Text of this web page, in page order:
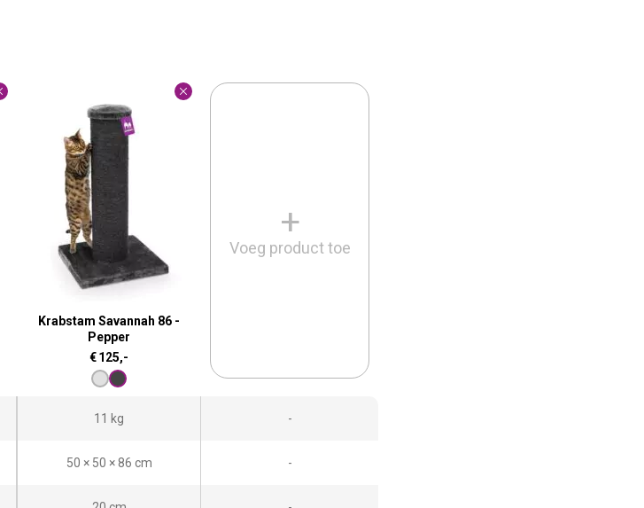
Krabstam Savannah 86 -
Pepper
€125,-
+
Voeg product toe
11 kg -
50 × 50 × 86 cm -